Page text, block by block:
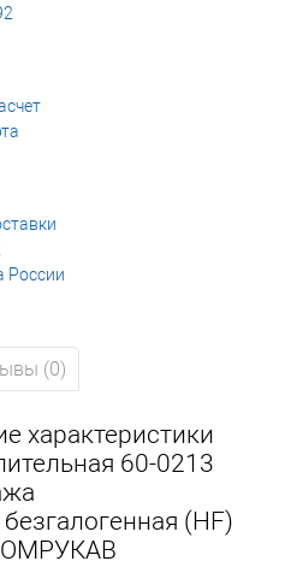
России
(0)
характеристики
60-0213
(HF)